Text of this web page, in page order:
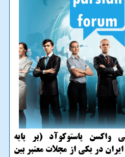
واکسن پاستوکوآد (بر پایه
در یکی از مجلات معتبر بین